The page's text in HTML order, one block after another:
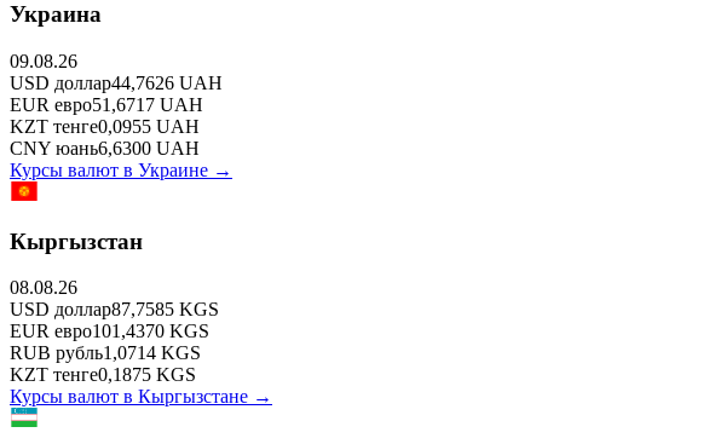
Украина
09.08.26
USD доллар44,7626 UAH
EUR евро51,6717 UAH
KZT тенге0,0955 UAH
CNY юань6,6300 UAH
Курсы валют в Украине →
Кыргызстан
08.08.26
USD доллар87,7585 KGS
EUR евро101,4370 KGS
RUB рубль1,0714 KGS
KZT тенге0,1875 KGS
Курсы валют в Кыргызстане →